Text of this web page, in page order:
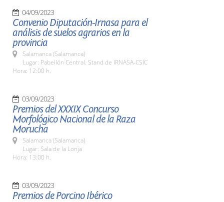
04/09/2023
Convenio Diputación-Irnasa para el
análisis de suelos agrarios en la
provincia
Salamanca (Salamanca)
Lugar: Pabellón Central. Stand de IRNASA-CSIC
Hora: 12:00 h.
03/09/2023
Premios del XXXIX Concurso
Morfológico Nacional de la Raza
Morucha
Salamanca (Salamanca)
Lugar: Sala de la Lonja
Hora: 13:00 h.
03/09/2023
Premios de Porcino Ibérico